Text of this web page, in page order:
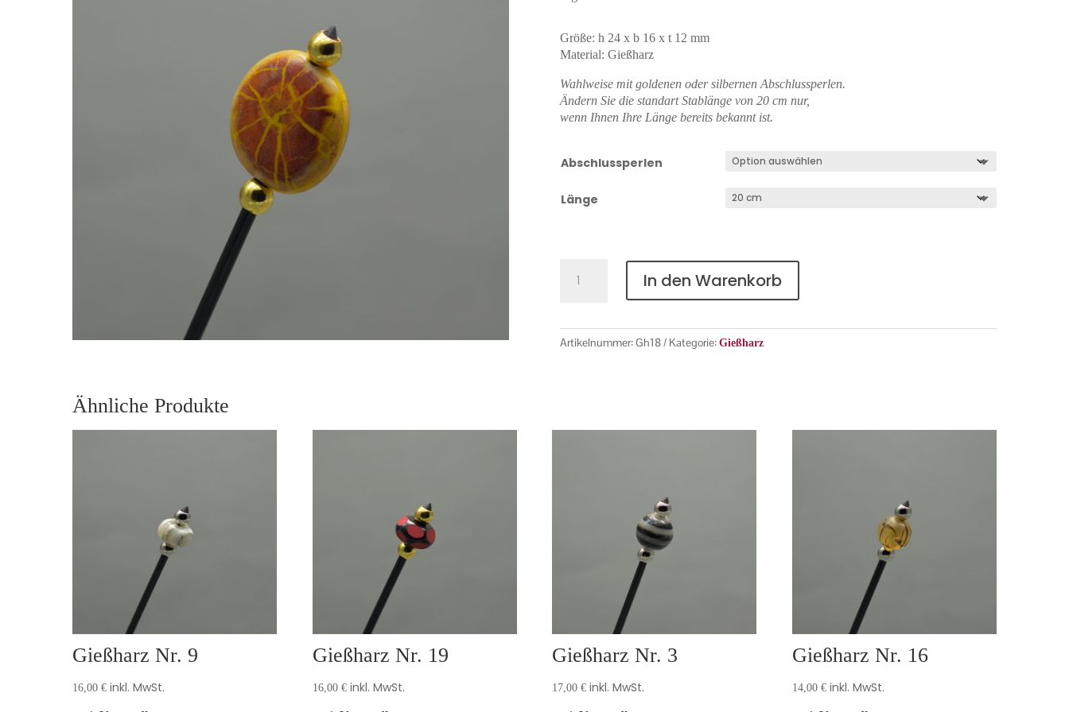
Größe: h 24 x b 16 x t 12 mm
Material: Gießharz
Wahlweise mit goldenen oder silbernen Abschlussperlen.
Ändern Sie die standart Stablänge von 20 cm nur,
wenn Ihnen Ihre Länge bereits bekannt ist.
Abschlussperlen
Länge
In den Warenkorb
Artikelnummer:Gh18 Kategorie: Gießharz
Ähnliche Produkte
Gießharz Nr. 9
16,00 € inkl. MwSt.
Gießharz Nr. 19
16,00 € inkl. MwSt.
Gießharz Nr. 3
17,00€ inkl. MwSt.
Gießharz Nr. 16
14,00 € inkl. MwSt.